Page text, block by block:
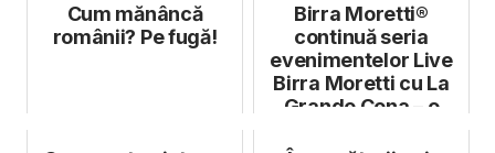
Cum mănâncă
românii? Pe fugă!
Birra Moretti®
continuă seria
evenimentelor Live
Birra Moretti cu La
Grande Cena – o